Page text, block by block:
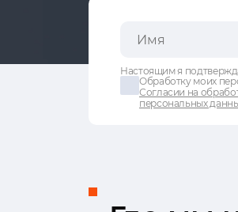
Настоящим я
Обработку моих
Согласии на
персональных